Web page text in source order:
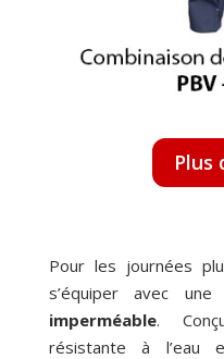
Plus
Pour les journées
s’équiper avec une
imperméable.
résistante à